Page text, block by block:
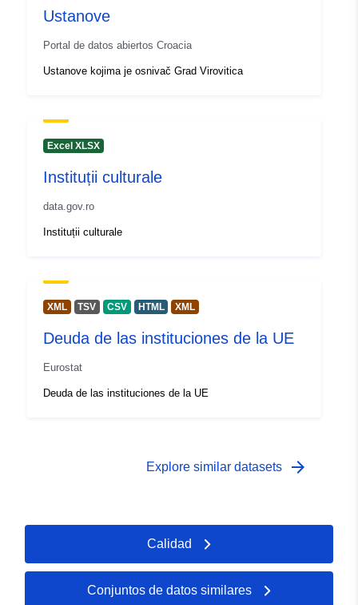
Ustanove
Portal de datos abiertos Croacia
Ustanove kojima je osnivač Grad Virovitica
Excel XLSX
Instituții culturale
data.gov.ro
Instituții culturale
XML TSV CSV HTML XML
Deuda de las instituciones de la UE
Eurostat
Deuda de las instituciones de la UE
Explore similar datasets arrow_forward
Calidad
Conjuntos de datos similares